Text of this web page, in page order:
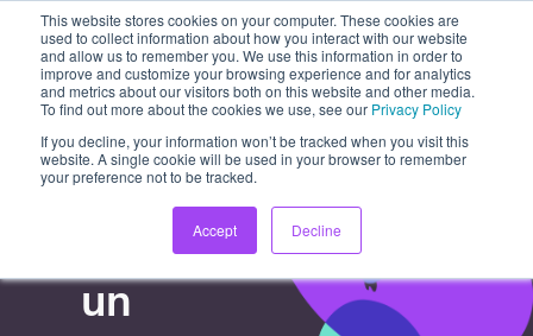
This website stores cookies on your computer. These cookies are
used to collect information about how you interact with our website
and allow us to remember you. We use this information in order to
improve and customize your browsing experience and for analytics
and metrics about our visitors both on this website and other media.
To find out more about the cookies we use, see our Privacy Policy
If you decline, your information won’t be tracked when you visit this
website. A single cookie will be used in your browser to remember
your preference not to be tracked.
Accept Decline
Propulsons
un